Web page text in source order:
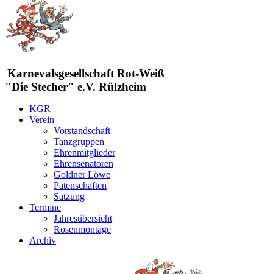
Karnevalsgesellschaft Rot-Weiß
"Die Stecher" e.V. Rülzheim
KGR
Verein
Vorstandschaft
Tanzgruppen
Ehrenmitglieder
Ehrensenatoren
Goldner Löwe
Patenschaften
Satzung
Termine
Jahresübersicht
Rosenmontage
Archiv